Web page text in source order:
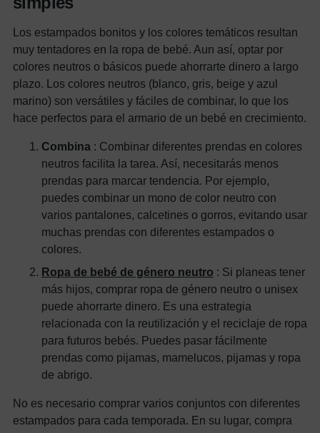
Los estampados bonitos y los colores temáticos resultan
muy tentadores en la ropa de bebé. Aun así, optar por
colores neutros o básicos puede ahorrarte dinero a largo
plazo. Los colores neutros (blanco, gris, beige y azul
marino) son versátiles y fáciles de combinar, lo que los
hace perfectos para el armario de un bebé en crecimiento.
Combina : Combinar diferentes prendas en colores
neutros facilita la tarea. Así, necesitarás menos
prendas para marcar tendencia. Por ejemplo,
puedes combinar un mono de color neutro con
varios pantalones, calcetines o gorros, evitando usar
muchas prendas con diferentes estampados o
colores.
Ropa de bebé de género neutro : Si planeas tener
más hijos, comprar ropa de género neutro o unisex
puede ahorrarte dinero. Es una estrategia
relacionada con la reutilización y el reciclaje de ropa
para futuros bebés. Puedes pasar fácilmente
prendas como pijamas, mamelucos, pijamas y ropa
de abrigo.
No es necesario comprar varios conjuntos con diferentes
estampados para cada temporada. En su lugar, compra